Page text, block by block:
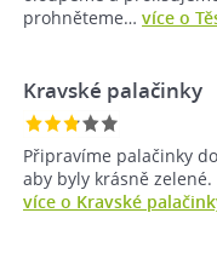
prohněteme… více o
Kravské palačinky
Připravíme palačinky
aby byly krásně
více o Kravské